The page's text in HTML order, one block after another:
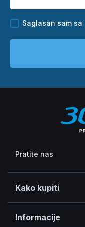
Saglasan sam sa
Pratite nas
Kako kupiti
Informacije